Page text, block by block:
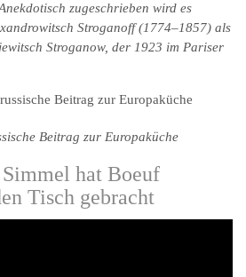
zugeschrieben wird es
Stroganoff (1774–1857) als
Stroganow, der 1923 im Pariser
Beitrag zur Europaküche
hat Boeuf
Tisch gebracht